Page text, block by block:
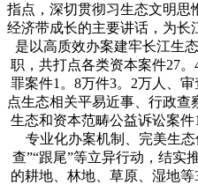
指点，深切贯彻习生态文明思
经济带成长的主要讲话，为长
是以高质效办案建牢长江生
职，共打点各类资本案件27
罪案件1。8万件3。2万人、
点生态相关平易近事、行政查
生态和资本范畴公益诉讼案
专业化办案机制、完美生
查”“跟尾”等立异行动，结实
的耕地、林地、草原、湿地